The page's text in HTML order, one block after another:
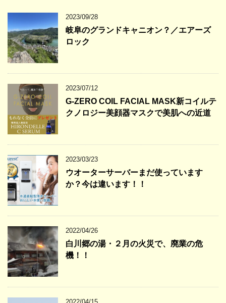
2023/09/28
岐阜のグランドキャニオン？／エアーズ
ロック
2023/07/12
G-ZERO COIL FACIAL MASK新コイルテ
クノロジー美顔器マスクで美肌への近道
2023/03/23
ウオーターサーバーまだ使っています
か？今は違います！！
2022/04/26
白川郷の湯・２月の火災で、廃業の危
機！！